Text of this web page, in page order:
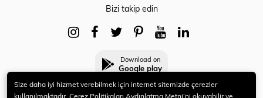
Bizi takip edin
Download on
Google play
Size daha iyi hizmet verebilmek için internet sitemizde çerezler
kullanılmaktadır. Çerez Politikaları Aydınlatma Metni’ni okuyabilir ve